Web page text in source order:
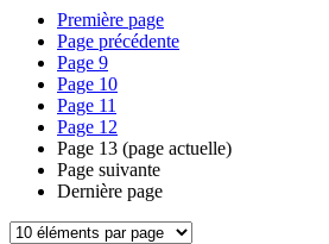
Première page
Page précédente
Page 9
Page 10
Page 11
Page 12
Page 13 (page actuelle)
Page suivante
Dernière page